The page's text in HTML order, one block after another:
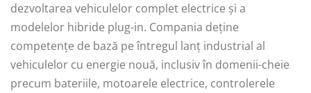
dezvoltarea vehiculelor complet electrice și a
modelelor hibride plug-in. Compania deține
competențe de bază pe întregul lanț industrial al
vehiculelor cu energie nouă, inclusiv în domenii-cheie
precum bateriile, motoarele electrice, controlerele